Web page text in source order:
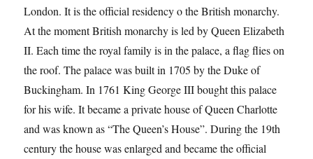
London. It is the official residency o the British monarchy.
At the moment British monarchy is led by Queen Elizabeth
II. Each time the royal family is in the palace, a flag flies on
the roof. The palace was built in 1705 by the Duke of
Buckingham. In 1761 King George III bought this palace
for his wife. It became a private house of Queen Charlotte
and was known as “The Queen’s House”. During the 19th
century the house was enlarged and became the official